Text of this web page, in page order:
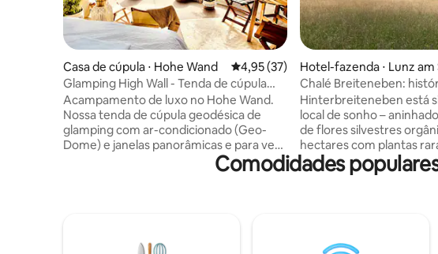
Casa de cúpula ⋅ Hohe Wand 4,95 de uma avaliação média de 5, 37
4,95 (37)
Glamping High Wall - Tenda de cúpula
com janela de estrelas
Acampamento de luxo no Hohe Wand.
Nossa tenda de cúpula geodésica de
glamping com ar-condicionado (Geo-
Dome) e janelas panorâmicas e para ver
as estrelas oferece natureza, romance e
uma verdadeira sensação de tenda-
acima da cama de casal (colchão
Hotel-fazenda ⋅ Lunz am
Chalé Breiteneben:
lago e esqui
Hinterbreiteneben está
local de sonho –
de flores silvestres
hectares com plantas
montanhas, vales e
fazenda e, às vezes,
pontos convidativos
Comodidades